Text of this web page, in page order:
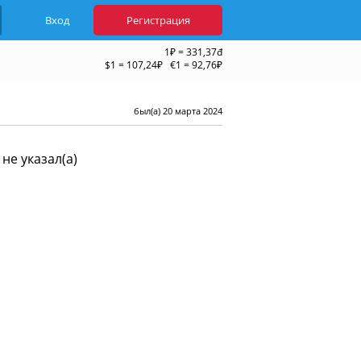
Вход Регистрация
1₽ = 331,37đ
$1 = 107,24₽ €1 = 92,76₽
был(а) 20 марта 2024
указал(а)